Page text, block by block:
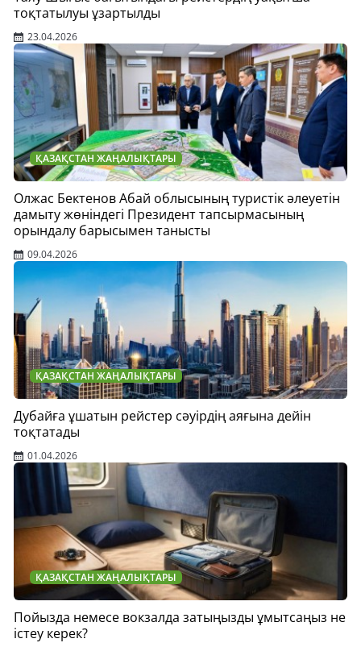
тоқтатылуы ұзартылды
23.04.2026
ҚАЗАҚСТАН ЖАҢАЛЫҚТАРЫ
Олжас Бектенов Абай облысының туристік әлеуетін
дамыту жөніндегі Президент тапсырмасының
орындалу барысымен танысты
09.04.2026
ҚАЗАҚСТАН ЖАҢАЛЫҚТАРЫ
Дубайға ұшатын рейстер сәуірдің аяғына дейін
тоқтатады
01.04.2026
ҚАЗАҚСТАН ЖАҢАЛЫҚТАРЫ
Пойызда немесе вокзалда затыңызды ұмытсаңыз не
істеу керек?